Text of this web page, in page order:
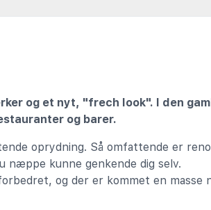
og et nyt, "frech look". I den
og barer.
oprydning. Så omfattende er
næppe kunne genkende dig selv.
og der er kommet en masse